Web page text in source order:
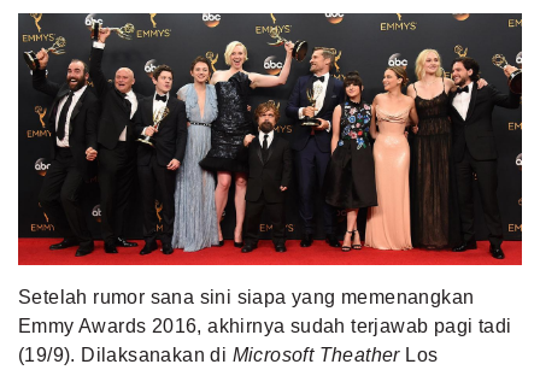
TRENDING
EVENTS
MLDPODCAST
VIDEOS
MLDPOINTS
Setelah rumor sana sini siapa yang memenangkan
Emmy Awards 2016, akhirnya sudah terjawab pagi tadi
(19/9). Dilaksanakan di Microsoft Theather Los